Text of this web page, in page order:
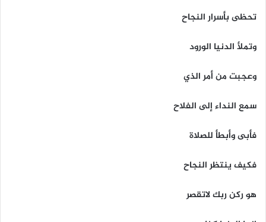
تحظى بأسرار النجاح
وتملأ الدنيا الورود
وعجبت من أمر الذي
سمع النداء إلى الفلاح
فأبى وأبطأ للصلاة
فكيف ينتظر النجاح
هو ركن ربك لاتقصر